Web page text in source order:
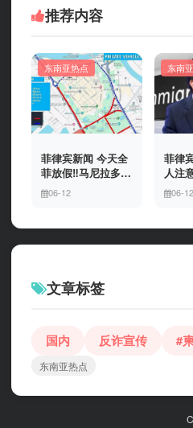
推荐内容
东南亚热点
菲律宾新闻 今天全
菲放假‼️马尼拉多地
封路06-12
东南
菲律
人注
冒移
上门
06-12
文章标签
国内 反诈宣传 #
东南亚热点